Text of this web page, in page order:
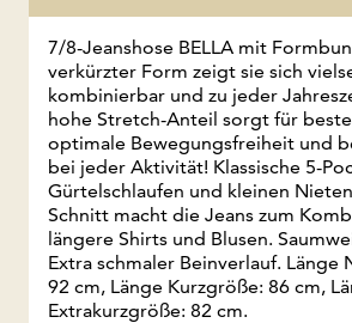
7/8-Jeanshose BELLA mit
verkürzter Form zeigt sie sich
kombinierbar und zu jeder
hohe Stretch-Anteil sorgt für
optimale Bewegungsfreiheit und
bei jeder Aktivität! Klassische 5-
Gürtelschlaufen und kleinen
Schnitt macht die Jeans zum
längere Shirts und Blusen.
Extra schmaler Beinverlauf. Länge
92 cm, Länge Kurzgröße: 86 cm,
Extrakurzgröße: 82 cm.